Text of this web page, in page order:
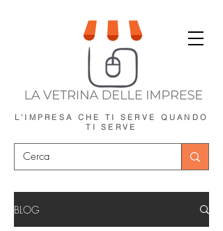
L'IMPRESA CHE TI SERVE QUANDO
TI SERVE
BLOG